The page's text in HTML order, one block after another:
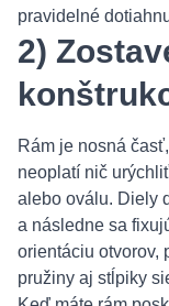
pravidelné
2)
Rám je nosná
neoplatí nič
alebo oválu. Diely
a následne sa
orientáciu otvorov,
pružiny aj stĺpiky